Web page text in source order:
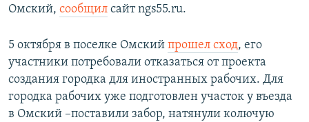
Омский, сообщил сайт ngs55.ru.
5 октября в поселке Омский прошел сход, его
участники потребовали отказаться от проекта
создания городка для иностранных рабочих. Для
городка рабочих уже подготовлен участок у въезда
в Омский –поставили забор, натянули колючую